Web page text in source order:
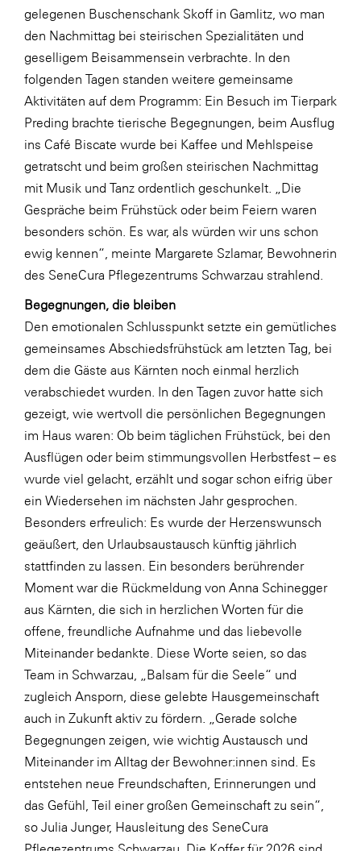
PHH Rechtsanwält:innen
Primark
Salesforce
sebamed
SeneCura
SERVICE&MORE
SKINUANCE®
Somfy
Sony DADC
SPIEGLTEC
STIHL Tirol
Trend Micro
TAG GmbH
VALETTA
Verband Druck Medien Österreich
Wirtschaftskammer Salzburg
WKS Fachgruppe Fahrzeughandel und
Fahrzeugtechnik
WKS Fachgruppe Finanzdienstleister
WK UBIT
Media
gelegenen Buschenschank Skoff in Gamlitz, wo man
den Nachmittag bei steirischen Spezialitäten und
geselligem Beisammensein verbrachte. In den
folgenden Tagen standen weitere gemeinsame
Aktivitäten auf dem Programm: Ein Besuch im Tierpark
Preding brachte tierische Begegnungen, beim Ausflug
ins Café Biscate wurde bei Kaffee und Mehlspeise
getratscht und beim großen steirischen Nachmittag
mit Musik und Tanz ordentlich geschunkelt. „Die
Gespräche beim Frühstück oder beim Feiern waren
besonders schön. Es war, als würden wir uns schon
ewig kennen“, meinte Margarete Szlamar, Bewohnerin
des SeneCura Pflegezentrums Schwarzau strahlend.
Begegnungen, die bleiben
Den emotionalen Schlusspunkt setzte ein gemütliches
gemeinsames Abschiedsfrühstück am letzten Tag, bei
dem die Gäste aus Kärnten noch einmal herzlich
verabschiedet wurden. In den Tagen zuvor hatte sich
gezeigt, wie wertvoll die persönlichen Begegnungen
im Haus waren: Ob beim täglichen Frühstück, bei den
Ausflügen oder beim stimmungsvollen Herbstfest – es
wurde viel gelacht, erzählt und sogar schon eifrig über
ein Wiedersehen im nächsten Jahr gesprochen.
Besonders erfreulich: Es wurde der Herzenswunsch
geäußert, den Urlaubsaustausch künftig jährlich
stattfinden zu lassen. Ein besonders berührender
Moment war die Rückmeldung von Anna Schinegger
aus Kärnten, die sich in herzlichen Worten für die
offene, freundliche Aufnahme und das liebevolle
Miteinander bedankte. Diese Worte seien, so das
Team in Schwarzau, „Balsam für die Seele“ und
zugleich Ansporn, diese gelebte Hausgemeinschaft
auch in Zukunft aktiv zu fördern. „Gerade solche
Begegnungen zeigen, wie wichtig Austausch und
Miteinander im Alltag der Bewohner:innen sind. Es
entstehen neue Freundschaften, Erinnerungen und
das Gefühl, Teil einer großen Gemeinschaft zu sein“,
so Julia Junger, Hausleitung des SeneCura